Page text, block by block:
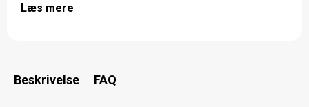
Læs mere
Beskrivelse FAQ